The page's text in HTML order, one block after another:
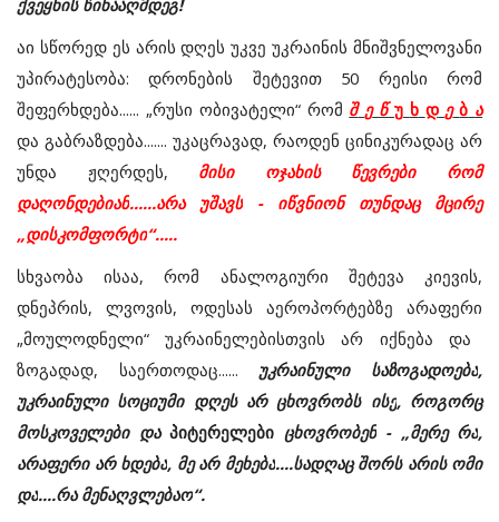
ქვეყნის წინააღმდეგ!
აი სწორედ ეს არის დღეს უკვე უკრაინის მნიშვნელოვანი
უპირატესობა:დრონების შეტევით50 რეისი
რომ
შეფერხდება...... „რუსი ობივატელი“ რომ შ ე წ უ ხ დ ე ბ ა
და გაბრაზდება....... უკაცრავად, რაოდენ ცინიკურადაც არ
უნდა
ჟღერდეს, მისი ოჯახის წევრები
რომ
დაღონდებიან......არა უშავს - იწვნიონ თუნდაც
მცირე
„დისკომფორტი“.....
სხვაობა
ისაა,რომ ანალოგიური შეტევა კიევის,
დნეპრის, ლვოვის, ოდესას აეროპორტებზე
არაფერი
„მოულოდნელი“უკრაინელებისთვის არ იქნება
და
ზოგადად, საერთოდაც......უკრაინული საზოგადოება,
უკრაინული სოციუმი დღეს არ ცხოვრობს ისე, როგორც
მოსკოველები და პიტერელები ცხოვრობენ- „მერე რა,
არაფერი არ ხდება, მე არ მეხება....სადღაც შორს არის ომი
და....რა მენაღვლებაო“.